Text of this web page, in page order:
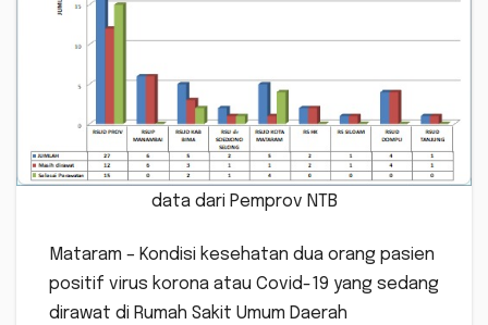
data dari Pemprov NTB
Mataram – Kondisi kesehatan dua orang pasien
positif virus korona atau Covid-19 yang sedang
dirawat di Rumah Sakit Umum Daerah